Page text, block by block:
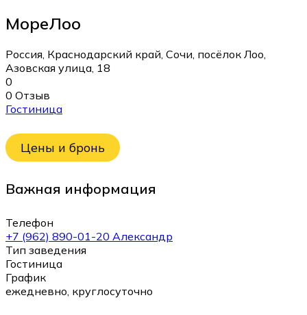
МореЛоо
Россия, Краснодарский край, Сочи, посёлок Лоо,
Азовская улица, 18
0
0 Отзыв
Гостиница
Цены и бронь
Важная информация
Телефон
+7 (962) 890-01-20 Александр
Тип заведения
Гостиница
График
ежедневно, круглосуточно